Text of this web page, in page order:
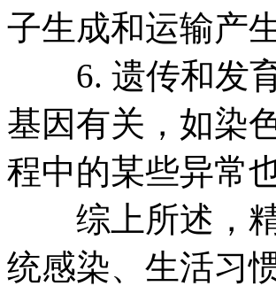
子生成和运输产
6. 遗传和发育
基因有关，如染
程中的某些异常
综上所述，精
统感染、生活习